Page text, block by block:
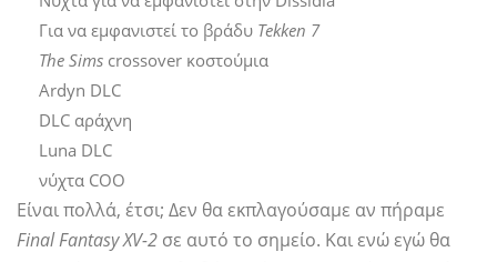
Για να εμφανιστεί το βράδυ Tekken 7
The Sims crossover κοστούμια
Ardyn DLC
DLC αράχνη
Luna DLC
νύχτα COO
Είναι πολλά, έτσι; Δεν θα εκπλαγούσαμε αν πήραμε
Final Fantasy XV-2 σε αυτό το σημείο. Και ενώ εγώ θα